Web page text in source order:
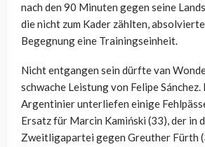
nach den 90 Minuten gegen seine
die nicht zum Kader zählten,
Begegnung eine Trainingseinheit.
Nicht entgangen sein dürfte van
schwache Leistung von Felipe
Argentinier unterliefen einige
Ersatz für Marcin Kamiński (33), der in
Zweitligapartei gegen Greuther Fürth